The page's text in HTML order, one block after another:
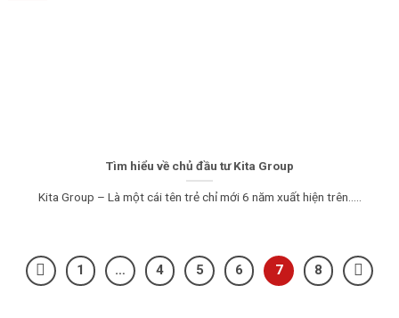
Tìm hiểu về chủ đầu tư Kita Group
Kita Group – Là một cái tên trẻ chỉ mới 6 năm xuất hiện trên.....
1 … 4 5 6 7 8